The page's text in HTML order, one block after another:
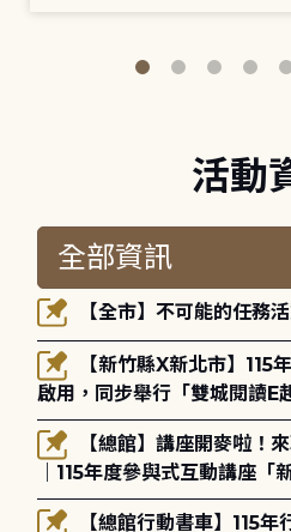
活動
【全市】不可能的任務
啟用，同步舉行「雙城閱讀E
躍參加(115年8月3日至10月4
｜115年度參與式互動講座「
場！